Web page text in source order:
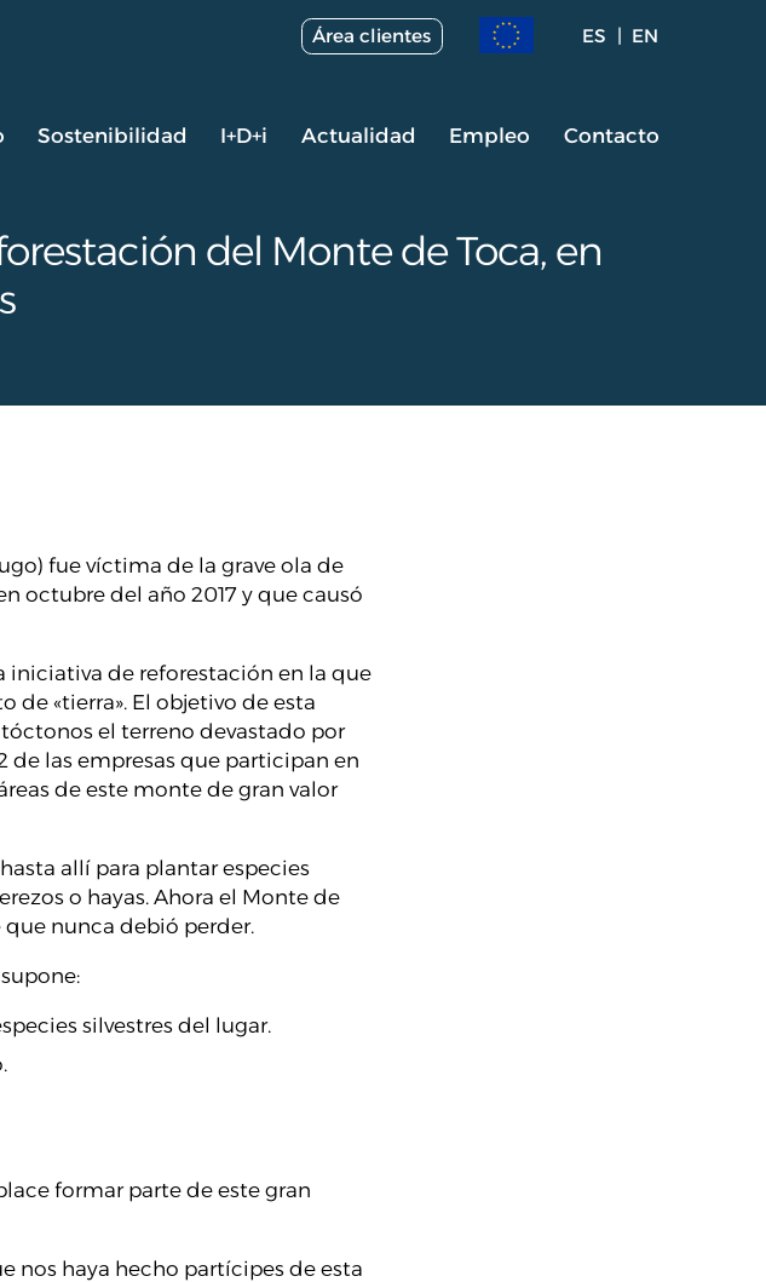
Área clientes ES EN
Sostenibilidad I+D+i Actualidad Empleo Contacto
del Monte de Toca, en
fue víctima de la grave ola de
octubre del año 2017 y que causó
iniciativa de reforestación en la que
«tierra». El objetivo de esta
el terreno devastado por
de las empresas que participan en
de este monte de gran valor
allí para plantar especies
o hayas. Ahora el Monte de
que nunca debió perder.
silvestres del lugar.
formar parte de este gran
nos haya hecho partícipes de esta